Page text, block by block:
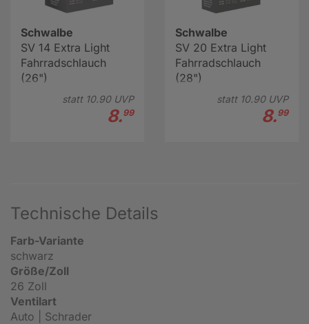
Schwalbe
SV 14 Extra Light
Fahrradschlauch
(26")
statt 10.90UVP
8.99
Schwalbe
SV 20 Extra Light
Fahrradschlauch
(28")
statt 10.90UVP
8.99
Technische Details
Farb-Variante
schwarz
Größe/Zoll
26 Zoll
Ventilart
Auto | Schrader